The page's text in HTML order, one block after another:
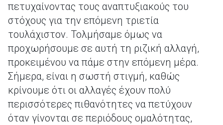
πετυχαίνοντας τους αναπτυξιακούς του
στόχους για την επόμενη τριετία
τουλάχιστον. Τολμήσαμε όμως να
προχωρήσουμε σε αυτή τη ριζική αλλαγή,
προκειμένου να πάμε στην επόμενη μέρα.
Σήμερα, είναι η σωστή στιγμή, καθώς
κρίνουμε ότι οι αλλαγές έχουν πολύ
περισσότερες πιθανότητες να πετύχουν
όταν γίνονται σε περιόδους ομαλότητας,